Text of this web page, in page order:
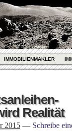
IMMOBILIENMAKLER
Realität
2015 — Schreibe